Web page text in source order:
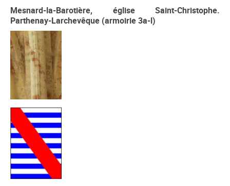
Mesnard-la-Barotière, église Saint-Christophe.
Parthenay-Larchevêque (armoirie 3a-l)